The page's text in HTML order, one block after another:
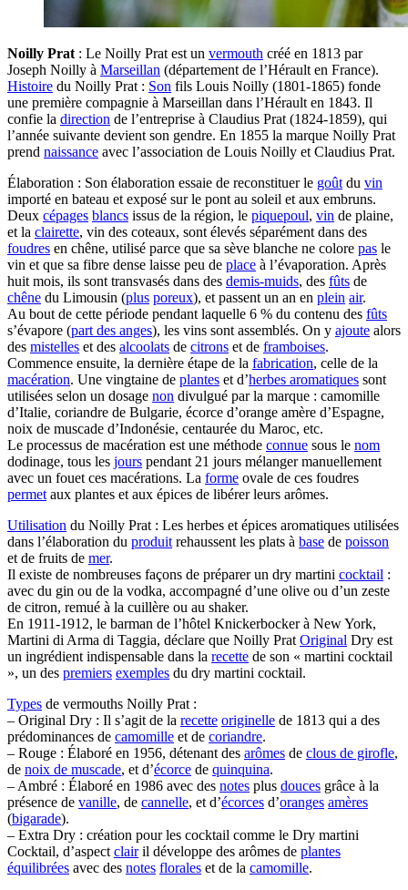
Noilly Prat : Le Noilly Prat est un vermouth créé en 1813 par
Joseph Noilly à Marseillan (département de l’Hérault en France).
Histoire du Noilly Prat : Son fils Louis Noilly (1801-1865) fonde
une première compagnie à Marseillan dans l’Hérault en 1843. Il
confie la direction de l’entreprise à Claudius Prat (1824-1859), qui
l’année suivante devient son gendre. En 1855 la marque Noilly Prat
prend naissance avec l’association de Louis Noilly et Claudius Prat.
Élaboration : Son élaboration essaie de reconstituer le goût du vin
importé en bateau et exposé sur le pont au soleil et aux embruns.
Deux cépages blancs issus de la région, le piquepoul, vin de plaine,
et la clairette, vin des coteaux, sont élevés séparément dans des
foudres en chêne, utilisé parce que sa sève blanche ne colore pas le
vin et que sa fibre dense laisse peu de place à l’évaporation. Après
huit mois, ils sont transvasés dans des demis-muids, des fûts de
chêne du Limousin (plus poreux), et passent un an en plein air.
Au bout de cette période pendant laquelle 6 % du contenu des fûts
s’évapore (part des anges), les vins sont assemblés. On y ajoute alors
des mistelles et des alcoolats de citrons et de framboises.
Commence ensuite, la dernière étape de la fabrication, celle de la
macération. Une vingtaine de plantes et d’herbes aromatiques sont
utilisées selon un dosage non divulgué par la marque : camomille
d’Italie, coriandre de Bulgarie, écorce d’orange amère d’Espagne,
noix de muscade d’Indonésie, centaurée du Maroc, etc.
Le processus de macération est une méthode connue sous le nom
dodinage, tous les jours pendant 21 jours mélanger manuellement
avec un fouet ces macérations. La forme ovale de ces foudres
permet aux plantes et aux épices de libérer leurs arômes.
Utilisation du Noilly Prat : Les herbes et épices aromatiques utilisées
dans l’élaboration du produit rehaussent les plats à base de poisson
et de fruits de mer.
Il existe de nombreuses façons de préparer un dry martini cocktail :
avec du gin ou de la vodka, accompagné d’une olive ou d’un zeste
de citron, remué à la cuillère ou au shaker.
En 1911-1912, le barman de l’hôtel Knickerbocker à New York,
Martini di Arma di Taggia, déclare que Noilly Prat Original Dry est
un ingrédient indispensable dans la recette de son « martini cocktail
», un des premiers exemples du dry martini cocktail.
Types de vermouths Noilly Prat :
– Original Dry : Il s’agit de la recette originelle de 1813 qui a des
prédominances de camomille et de coriandre.
– Rouge : Élaboré en 1956, détenant des arômes de clous de girofle,
de noix de muscade, et d’écorce de quinquina.
– Ambré : Élaboré en 1986 avec des notes plus douces grâce à la
présence de vanille, de cannelle, et d’écorces d’oranges amères
(bigarade).
– Extra Dry : création pour les cocktail comme le Dry martini
Cocktail, d’aspect clairil développe des arômes de plantes
équilibrées avec des notes florales et de la camomille.